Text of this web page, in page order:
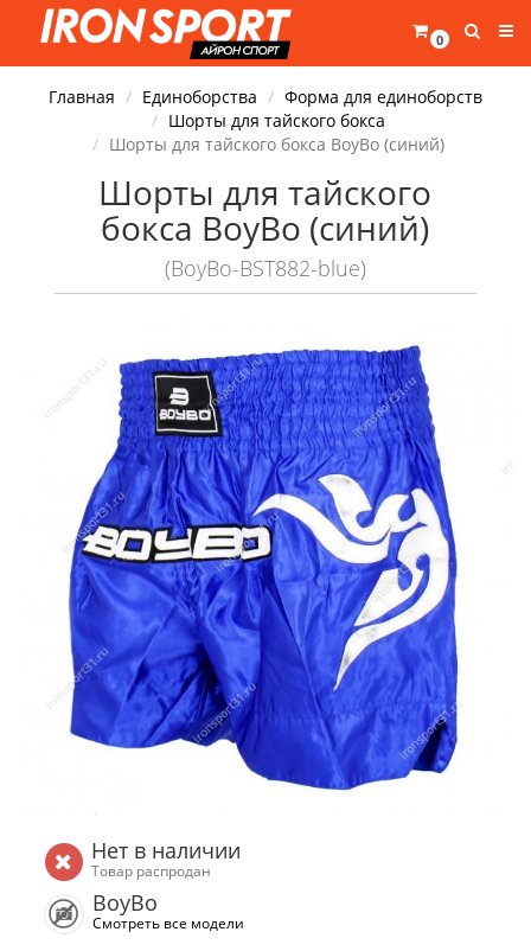
0
Главная Единоборства
Форма для единоборств
Шорты для тайского бокса
Шорты для тайского бокса BoyBo (синий)
Шорты для тайского
бокса BoyBo (синий)
(BoyBo-BST882-blue)
Нет в наличии
Товар распродан
BoyBo
Смотреть все модели